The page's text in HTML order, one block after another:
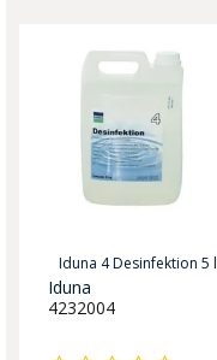
Iduna 4 Desinfektion 5 l
Iduna
4232004